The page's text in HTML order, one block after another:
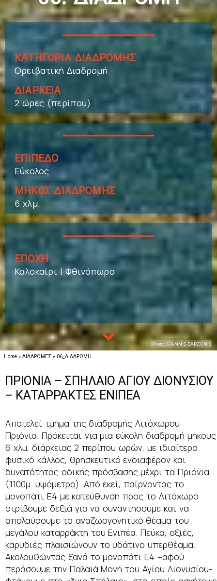
ΚΑΤΗΓΟΡΙΑ ΔΙΑΔΡΟΜΗΣ
Ορειβατική Διαδρομή
ΔΙΑΡΚΕΙΑ
2 ώρες (περίπου)
ΕΠΙΠΕΔΟ
Εύκολος
ΜΗΚΟΣ ΔΙΑΔΡΟΜΗΣ
6 χλμ.
ΕΠΟΧΗ
Καλοκαίρι | Φθινόπωρο
Photo: GIANNIS ZARZONIS
Home » ΔΙΑΔΡΟΜΕΣ » 06_ΔΙΑΔΡΟΜΗ
ΠΡΙΟΝΙΑ – ΣΠΗΛΑΙΟ ΑΓΙΟΥ ΔΙΟΝΥΣΙΟΥ
– ΚΑΤΑΡΡΑΚΤΕΣ ΕΝΙΠΕΑ
Αποτελεί τμήμα της διαδρομής Λιτόχωρου-
Πριόνια. Πρόκειται για μια εύκολη διαδρομή μήκους
6 χλμ, διάρκειας 2 περίπου ωρών, με ιδιαίτερο
φυσικό κάλλος, θρησκευτικό ενδιαφέρον και
δυνατότητας οδικής πρόσβασης μέχρι τα Πριόνια
(1100μ. υψόμετρο). Από εκεί, παίρνοντας το
μονοπάτι Ε4 με κατεύθυνση προς το Λιτόχωρο
στρίβουμε δεξιά για να συναντήσουμε και να
απολαύσουμε το αναζωογονητικό θέαμα του
μεγάλου καταρράκτη του Ενιπέα. Πεύκα, οξιές,
καρυδιές πλαισιώνουν το υδάτινο υπερθέαμα.
Ακολουθώντας ξανά το μονοπάτι Ε4 –αφού
περάσουμε την Παλαιά Μονή του Αγίου Διονυσίου-